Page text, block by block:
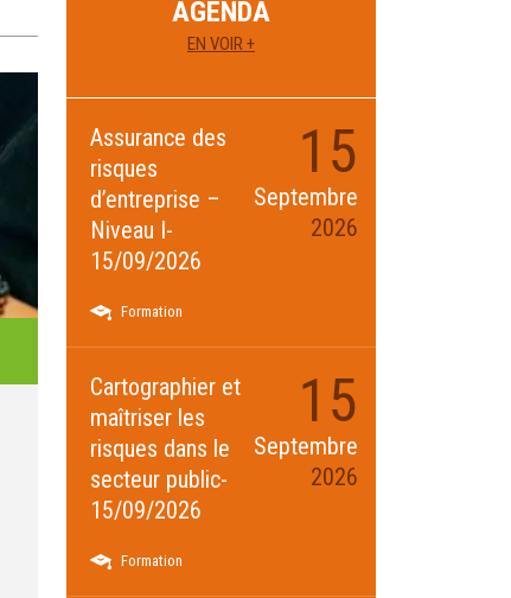
AGENDA
EN VOIR +
Assurance des
risques
d’entreprise –
Niveau I-
15/09/2026
Formation
15
Septembre
2026
Cartographier et
maîtriser les
risques dans le
secteur public-
15/09/2026
Formation
15
Septembre
2026